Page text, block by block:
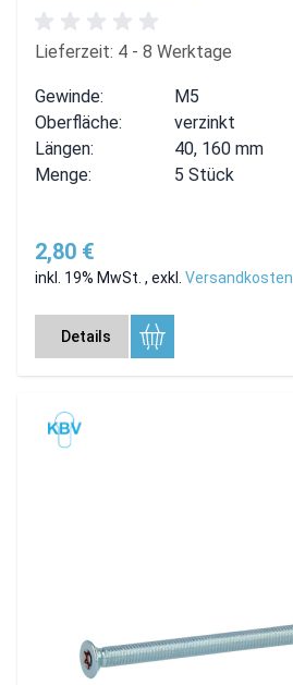
Lieferzeit: 4 - 8 Werktage
Gewinde:
M5
Oberfläche:
verzinkt
Längen:
40, 160 mm
Menge:
5 Stück
2,80 €
inkl. 19% MwSt. , exkl. Versandkosten
Details